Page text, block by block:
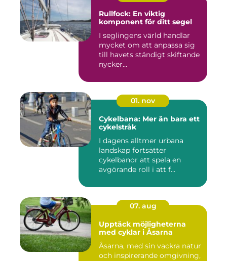
Rullfock: En viktig
komponent för ditt segel
I seglingens värld handlar
mycket om att anpassa sig
till havets ständigt skiftande
nycker...
01. nov
Cykelbana: Mer än bara ett
cykelstråk
I dagens alltmer urbana
landskap fortsätter
cykelbanor att spela en
avgörande roll i att f...
07. aug
Upptäck möjligheterna
med cyklar i Åsarna
Åsarna, med sin vackra natur
och inspirerande omgivning,